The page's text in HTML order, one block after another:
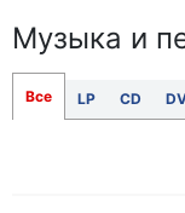
Музыка и
Все LP CD